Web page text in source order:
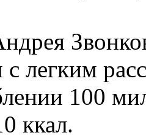
с легким
100
ккал.